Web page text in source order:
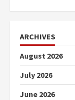
ARCHIVES
August 2026
July 2026
June 2026